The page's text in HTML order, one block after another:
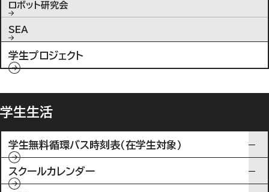
ロボット研究会
SEA
学生プロジェクト
学生生活
学生無料循環バス時刻表（在学生対象）
スクールカレンダー